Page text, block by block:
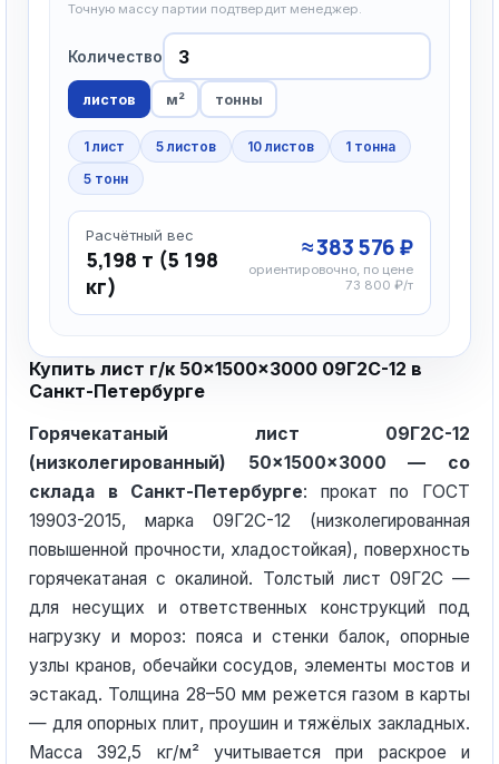
Точную массу партии подтвердит менеджер.
Количество
листов м² тонны
1 лист 5 листов 10 листов
1 тонна
5 тонн
Расчётный вес
5,198 т (5 198
кг)
≈ 383 576 ₽
ориентировочно, по цене
73 800 ₽/т
Купить лист г/к 50×1500×3000 09Г2С-12 в
Санкт-Петербурге
Горячекатаный лист 09Г2С-12
(низколегированный) 50×1500×3000 — со
склада в Санкт-Петербурге: прокат по ГОСТ
19903-2015, марка 09Г2С-12 (низколегированная
повышенной прочности, хладостойкая), поверхность
горячекатаная с окалиной. Толстый лист 09Г2С —
для несущих и ответственных конструкций под
нагрузку и мороз: пояса и стенки балок, опорные
узлы кранов, обечайки сосудов, элементы мостов и
эстакад. Толщина 28–50 мм режется газом в карты
— для опорных плит, проушин и тяжёлых закладных.
Масса 392,5 кг/м² учитывается при раскрое и